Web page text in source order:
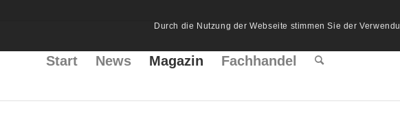
Start News Magazin Fachhandel
Durch die Nutzung der Webseite stimmen Sie der